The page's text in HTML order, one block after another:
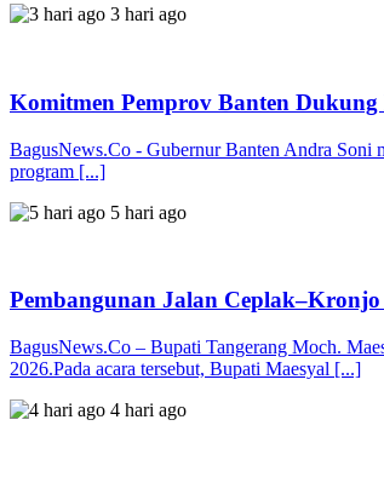
3 hari ago
Komitmen Pemprov Banten
BagusNews.Co - Gubernur Banten Andra Soni
program [...]
5 hari ago
Pembangunan Jalan
BagusNews.Co – Bupati Tangerang Moch.
2026.Pada acara tersebut, Bupati Maesyal [...]
4 hari ago